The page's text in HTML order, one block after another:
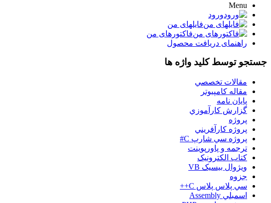
Menu
ورود
فایلهای من
فاکتورهای من
راهنمای دریافت محصول
جستجو توسط کلید واژه ها
مقالات تخصصي
مقاله کامپیوتر
پایان نامه
گزارش کارآموزي
پروژه
پروژه کارآفريني
پروژه سي شارپ C#
ترجمه و پاورپوينت
کتاب الکترونيک
ويژوال بيسيک VB
جزوه
سي پلاس پلاس C++
اسمبلي Assembly